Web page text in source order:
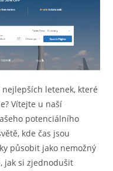
letenek, které
Vítejte u naší
potenciálního
kde čas jsou
působit jako nemožný
jak si zjednodušit